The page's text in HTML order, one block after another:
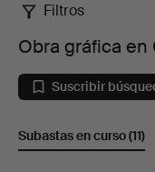
Obra
gráfica
en
Filtros
Obra gráfica
Suscribir
Subastas en curso(11)